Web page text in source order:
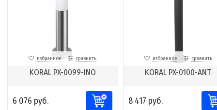
избранное сравнить
KORAL PX-0099-INO
6 076 руб.
избранное сравнить
KORAL PX-0100-ANT
8 417 руб.